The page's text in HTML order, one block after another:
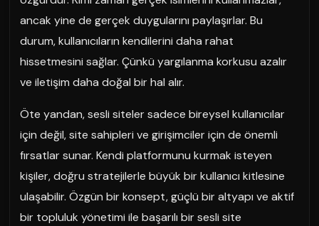
ancak yine de gerçek duygularını paylaşırlar. Bu
durum, kullanıcıların kendilerini daha rahat
hissetmesini sağlar. Çünkü yargılanma korkusu azalır
ve iletişim daha doğal bir hal alır.
Öte yandan, sesli siteler sadece bireysel kullanıcılar
için değil, site sahipleri ve girişimciler için de önemli
fırsatlar sunar. Kendi platformunu kurmak isteyen
kişiler, doğru stratejilerle büyük bir kullanıcı kitlesine
ulaşabilir. Özgün bir konsept, güçlü bir altyapı ve aktif
bir topluluk yönetimi ile başarılı bir sesli site